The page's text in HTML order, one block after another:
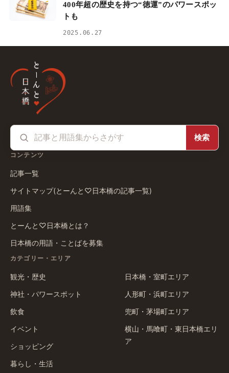
400年超の歴史を持つ“徳運”のパワースポッ
トも
2025.06.27
検索
コンテンツ
記事一覧
サイトマップ(とーんと♡日本橋の記事一覧)
用語集
とーんと♡日本橋とは？
日本橋の用語・ことばを募集
カテゴリー・エリア
観光・歴史
神社・パワースポット
飲食
イベント
ショッピング
暮らし・生活
日本橋・室町エリア
人形町・浜町エリア
兜町・茅場町エリア
横山・馬喰町・東日本橋エリ
ア